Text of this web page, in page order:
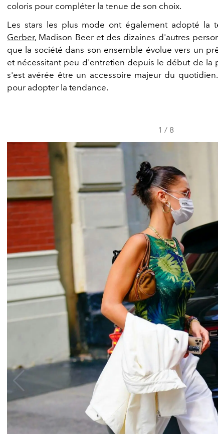
coloris pour compléter la tenue de son choix.
Les stars les plus mode ont également adopté la
Gerber, Madison Beer et des dizaines d'autres
que la société dans son ensemble évolue vers un
et nécessitant peu d'entretien depuis le début de la
s'est avérée être un accessoire majeur du
pour adopter la tendance.
1 / 8